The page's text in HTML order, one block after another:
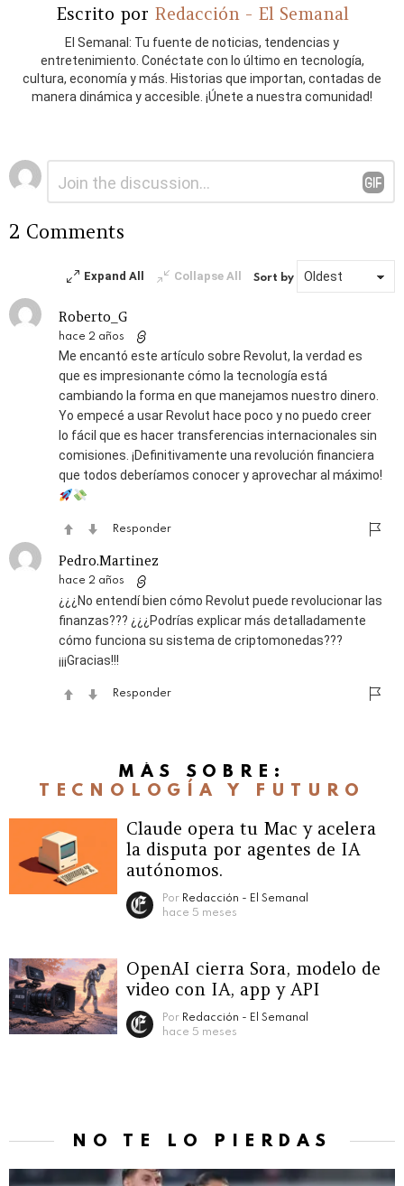
Escrito por Redacción - El Semanal
El Semanal: Tu fuente de noticias, tendencias y
entretenimiento. Conéctate con lo último en tecnología,
cultura, economía y más. Historias que importan, contadas de
manera dinámica y accesible. ¡Únete a nuestra comunidad!
Deja
una
2 Comments
Expand All Collapse All Sort by
Roberto_G
hace 2 años
Me encantó este artículo sobre Revolut, la verdad es
que es impresionante cómo la tecnología está
cambiando la forma en que manejamos nuestro dinero.
Yo empecé a usar Revolut hace poco y no puedo creer
lo fácil que es hacer transferencias internacionales sin
comisiones. ¡Definitivamente una revolución financiera
que todos deberíamos conocer y aprovechar al máximo!
Responder
Pedro.Martinez
hace 2 años
¿¿¿No entendí bien cómo Revolut puede revolucionar las
finanzas??? ¿¿¿Podrías explicar más detalladamente
cómo funciona su sistema de criptomonedas???
¡¡¡Gracias!!!
Responder
MÁS SOBRE:
TECNOLOGÍA Y FUTURO
Claude opera tu Mac y acelera
la disputa por agentes de IA
autónomos.
Por Redacción - El Semanal
hace 5 meses
OpenAI cierra Sora, modelo de
video con IA, app y API
Por Redacción - El Semanal
hace 5 meses
NO TE LO PIERDAS